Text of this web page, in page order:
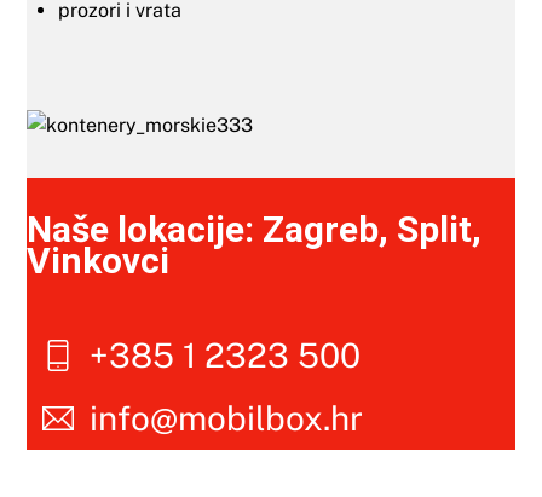
prozori i vrata
Naše lokacije: Zagreb, Split,
Vinkovci
+385 1 2323 500
info@mobilbox.hr